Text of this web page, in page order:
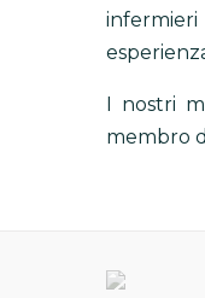
infermieri
I nostri
membro